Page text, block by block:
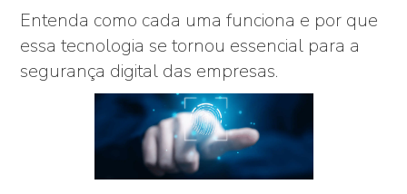
Entenda como cada uma funciona e por que
essa tecnologia se tornou essencial para a
segurança digital das empresas.